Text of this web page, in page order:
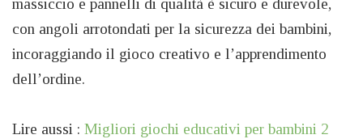
massiccio e pannelli di qualità è sicuro e durevole,
con angoli arrotondati per la sicurezza dei bambini,
incoraggiando il gioco creativo e l’apprendimento
dell’ordine.
Lire aussi : Migliori giochi educativi per bambini 2